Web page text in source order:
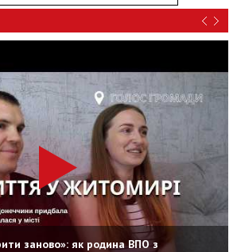
заново»: як родина ВПО з